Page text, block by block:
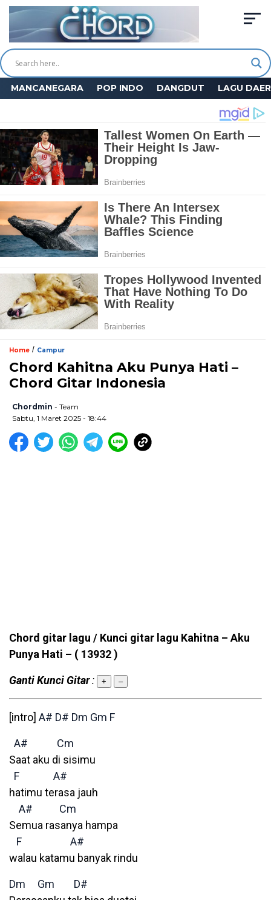
MANCANEGARA POP INDO DANGDUT LAGU
Home / Campur
Chord Kahitna Aku Punya Hati –
Chord Gitar Indonesia
Chordmin - Team
Sabtu, 1 Maret 2025 - 18:44
Chord gitar lagu / Kunci gitar lagu Kahitna – Aku
Punya Hati – ( 13932 )
Ganti Kunci Gitar: + –
[intro] A# D# Dm Gm F
A#
Cm
Saat aku di sisimu
F
A#
hatimu terasa jauh
A#
Cm
Semua rasanya hampa
F
A#
walau katamu banyak rindu
Dm Gm
D#